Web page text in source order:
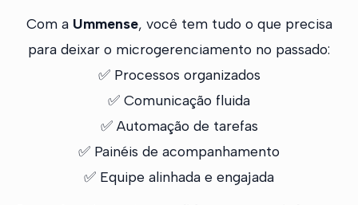
Com a Ummense, você tem tudo o que precisa
para deixar o microgerenciamento no passado:
✅ Processos organizados
✅ Comunicação fluida
✅ Automação de tarefas
✅ Painéis de acompanhamento
✅ Equipe alinhada e engajada